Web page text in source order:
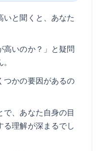
と聞くと、あなた
高いのか？」と疑問
つかの要因があるの
で、あなた自身の目
理解が深まるでし